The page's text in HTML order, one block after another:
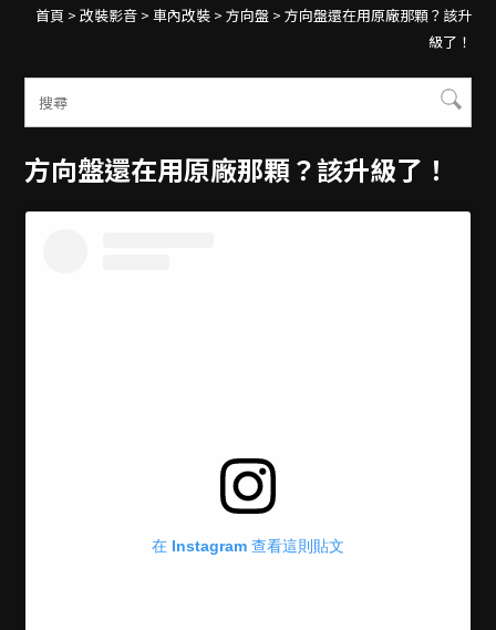
首頁 > 改裝影音> 車內改裝> 方向盤> 方向盤還在用原廠那顆？該升
級了！
方向盤還在用原廠那顆？該升級了！
在 Instagram 查看這則貼文